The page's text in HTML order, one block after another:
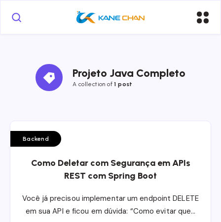
Projeto Java Completo
A collection of1 post
Backend
Como Deletar com Segurança em APIs
REST com Spring Boot
Você já precisou implementar um endpoint DELETE
em sua API e ficou em dúvida: “Como evitar que…